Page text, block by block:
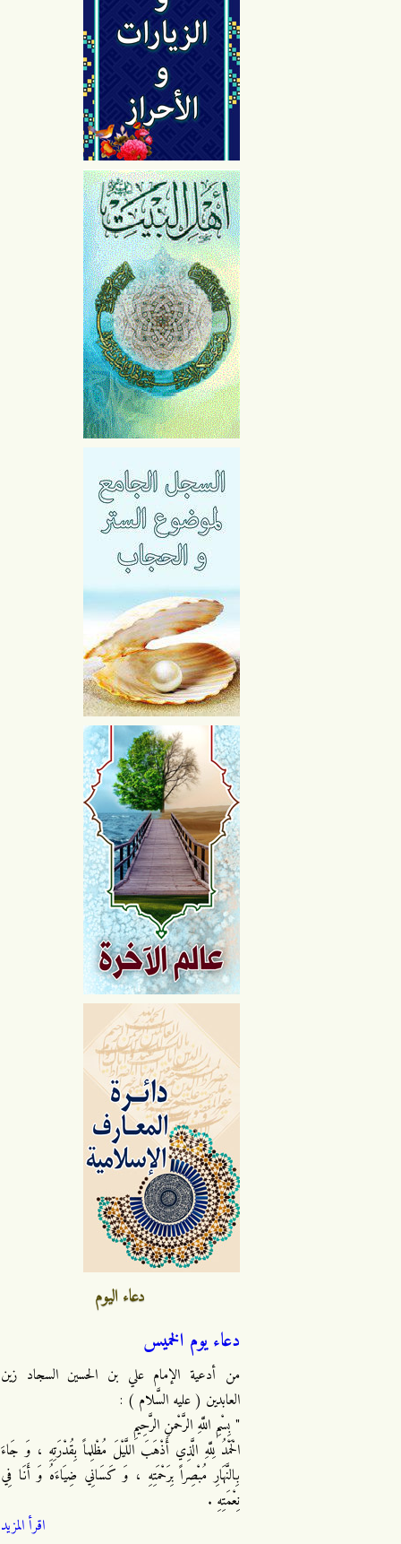
دعاء اليوم
دعاء يوم الخميس
من أدعية الإمام علي بن الحسين السجاد زين
العابدين ( عليه السَّلام ) :
" بِسْمِ اللَّهِ الرَّحْمنِ الرَّحِيمِ
الْحَمْدُ لِلَّهِ الَّذِي أَذْهَبَ اللَّيْلَ مُظْلِماً بِقُدْرَتِهِ ، وَ جَاءَ
بِالنَّهَارِ مُبْصِراً بِرَحْمَتِهِ ، وَ كَسَانِي ضِيَاءَهُ وَ أَنَا فِي
نِعْمَتِهِ .
اقرأ المزيد